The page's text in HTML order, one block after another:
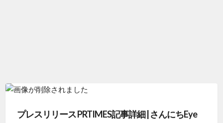
プレスリリース PRTIMES記事詳細 | さんにちEye